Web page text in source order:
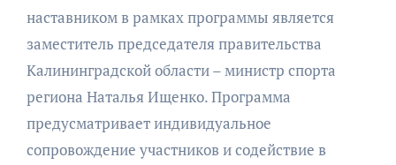
наставником в рамках программы является
заместитель председателя правительства
Калининградской области – министр спорта
региона Наталья Ищенко. Программа
предусматривает индивидуальное
сопровождение участников и содействие в